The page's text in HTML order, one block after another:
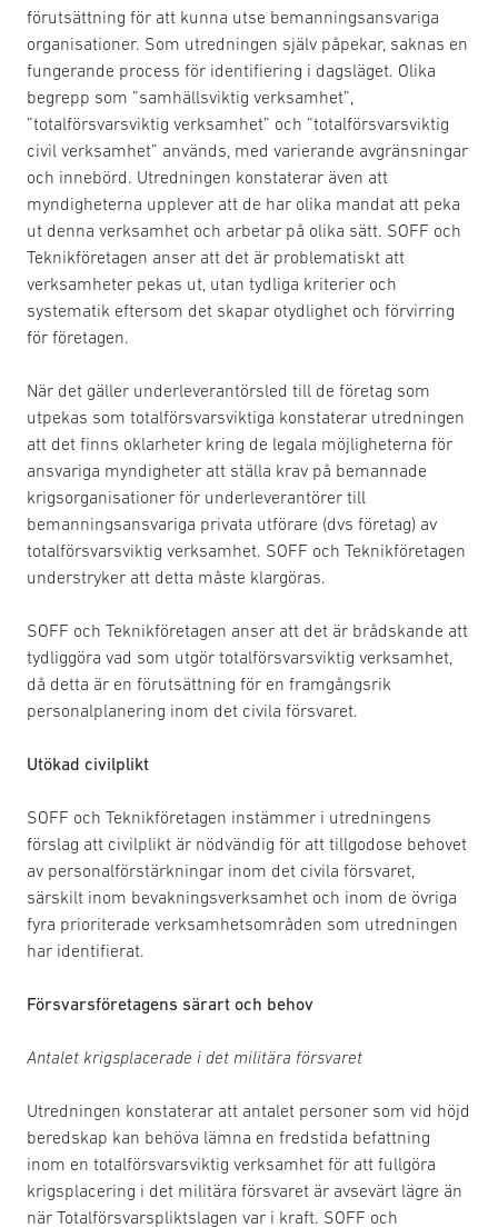
förutsättning för att kunna utse bemanningsansvariga
organisationer. Som utredningen själv påpekar, saknas en
fungerande process för identifiering i dagsläget. Olika
begrepp som ”samhällsviktig verksamhet”,
”totalförsvarsviktig verksamhet” och ”totalförsvarsviktig
civil verksamhet” används, med varierande avgränsningar
och innebörd. Utredningen konstaterar även att
myndigheterna upplever att de har olika mandat att peka
ut denna verksamhet och arbetar på olika sätt. SOFF och
Teknikföretagen anser att det är problematiskt att
verksamheter pekas ut, utan tydliga kriterier och
systematik eftersom det skapar otydlighet och förvirring
för företagen.
När det gäller underleverantörsled till de företag som
utpekas som totalförsvarsviktiga konstaterar utredningen
att det finns oklarheter kring de legala möjligheterna för
ansvariga myndigheter att ställa krav på bemannade
krigsorganisationer för underleverantörer till
bemanningsansvariga privata utförare (dvs företag) av
totalförsvarsviktig verksamhet. SOFF och Teknikföretagen
understryker att detta måste klargöras.
SOFF och Teknikföretagen anser att det är brådskande att
tydliggöra vad som utgör totalförsvarsviktig verksamhet,
då detta är en förutsättning för en framgångsrik
personalplanering inom det civila försvaret.
Utökad civilplikt
SOFF och Teknikföretagen instämmer i utredningens
förslag att civilplikt är nödvändig för att tillgodose behovet
av personalförstärkningar inom det civila försvaret,
särskilt inom bevakningsverksamhet och inom de övriga
fyra prioriterade verksamhetsområden som utredningen
har identifierat.
Försvarsföretagens särart och behov
Antalet krigsplacerade i det militära försvaret
Utredningen konstaterar att antalet personer som vid höjd
beredskap kan behöva lämna en fredstida befattning
inom en totalförsvarsviktig verksamhet för att fullgöra
krigsplacering i det militära försvaret är avsevärt lägre än
när Totalförsvarspliktslagen var i kraft. SOFF och